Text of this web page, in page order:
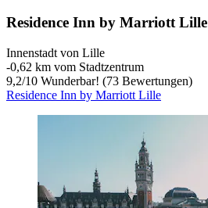
Residence Inn by Marriott Lille
Innenstadt von Lille
‐0,62 km vom Stadtzentrum
9,2/10 Wunderbar! (73 Bewertungen)
Residence Inn by Marriott Lille